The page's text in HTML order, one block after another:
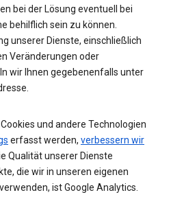
bei der Lösung eventuell bei
behilflich sein zu können.
unserer Dienste, einschließlich
Veränderungen oder
wir Ihnen gegebenenfalls unter
und andere Technologien
erfasst werden, verbessern wir
Qualität unserer Dienste
die wir in unseren eigenen
ist Google Analytics.